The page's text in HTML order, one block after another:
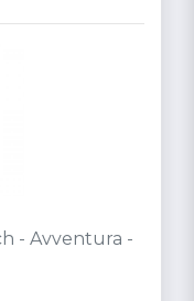
- Avventura -